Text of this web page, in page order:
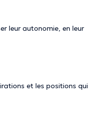
leur autonomie, en leur
et les positions qui